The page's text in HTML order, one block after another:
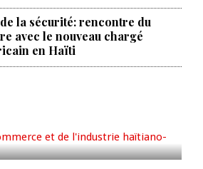
la sécurité: rencontre du
avec le nouveau chargé
en Haïti
de commerce et de
africaine
activités pour
le 235e
de la cérémonie du